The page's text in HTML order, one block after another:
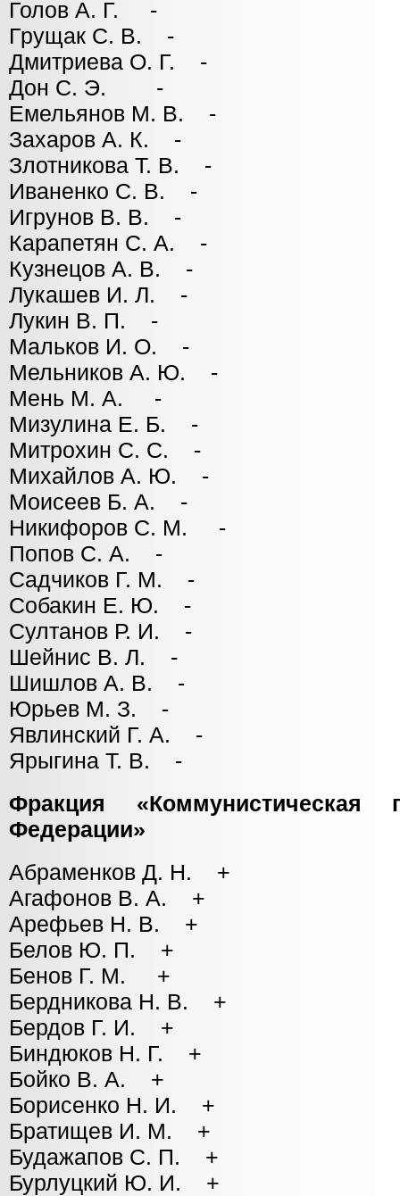
Голов А. Г. -
Грущак С. В. -
Дмитриева О. Г. -
Дон С. Э. -
Емельянов М. В. -
Захаров А. К. -
Злотникова Т. В. -
Иваненко С. В. -
Игрунов В. В. -
Карапетян С. А. -
Кузнецов А. В. -
Лукашев И. Л. -
Лукин В. П. -
Мальков И. О. -
Мельников А. Ю. -
Мень М. А. -
Мизулина Е. Б. -
Митрохин С. С. -
Михайлов А. Ю. -
Моисеев Б. А. -
Никифоров С. М. -
Попов С. А. -
Садчиков Г. М. -
Собакин Е. Ю. -
Султанов Р. И. -
Шейнис В. Л. -
Шишлов А. В. -
Юрьев М. З. -
Явлинский Г. А. -
Ярыгина Т. В. -
Фракция «Коммунистическая
Федерации»
Абраменков Д. Н. +
Агафонов В. А. +
Арефьев Н. В. +
Белов Ю. П. +
Бенов Г. М. +
Бердникова Н. В. +
Бердов Г. И. +
Биндюков Н. Г. +
Бойко В. А. +
Борисенко Н. И. +
Братищев И. М. +
Будажапов С. П. +
Бурлуцкий Ю. И. +